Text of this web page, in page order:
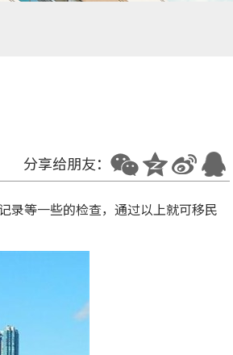
分享给朋友：
等一些的检查，通过以上就可移民